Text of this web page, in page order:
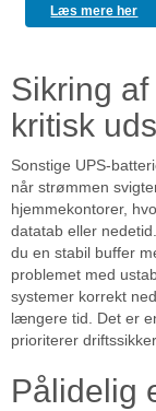
Læs mere her
Sikring af
kritisk
Sonstige UPS-
når strømmen
hjemmekontorer,
datatab eller
du en stabil buffer
problemet med
systemer korrekt
længere tid. Det er
prioriterer
Pålidelig